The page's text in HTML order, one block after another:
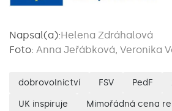
Napsal(a):Helena Zdráhalová
Foto: Anna Jeřábková, Veronika
dobrovolnictví FSV PedF
UK inspiruje Mimořádná cena